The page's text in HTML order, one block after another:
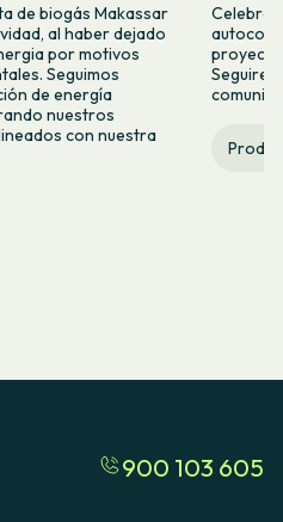
de biogás Makassar
al haber dejado
por motivos
Seguimos
de energía
nuestros
con nuestra
900 103 605